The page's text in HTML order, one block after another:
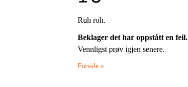
Ruh roh.
Beklager det har oppstått en feil.
Vennligst prøv igjen senere.
Forside »